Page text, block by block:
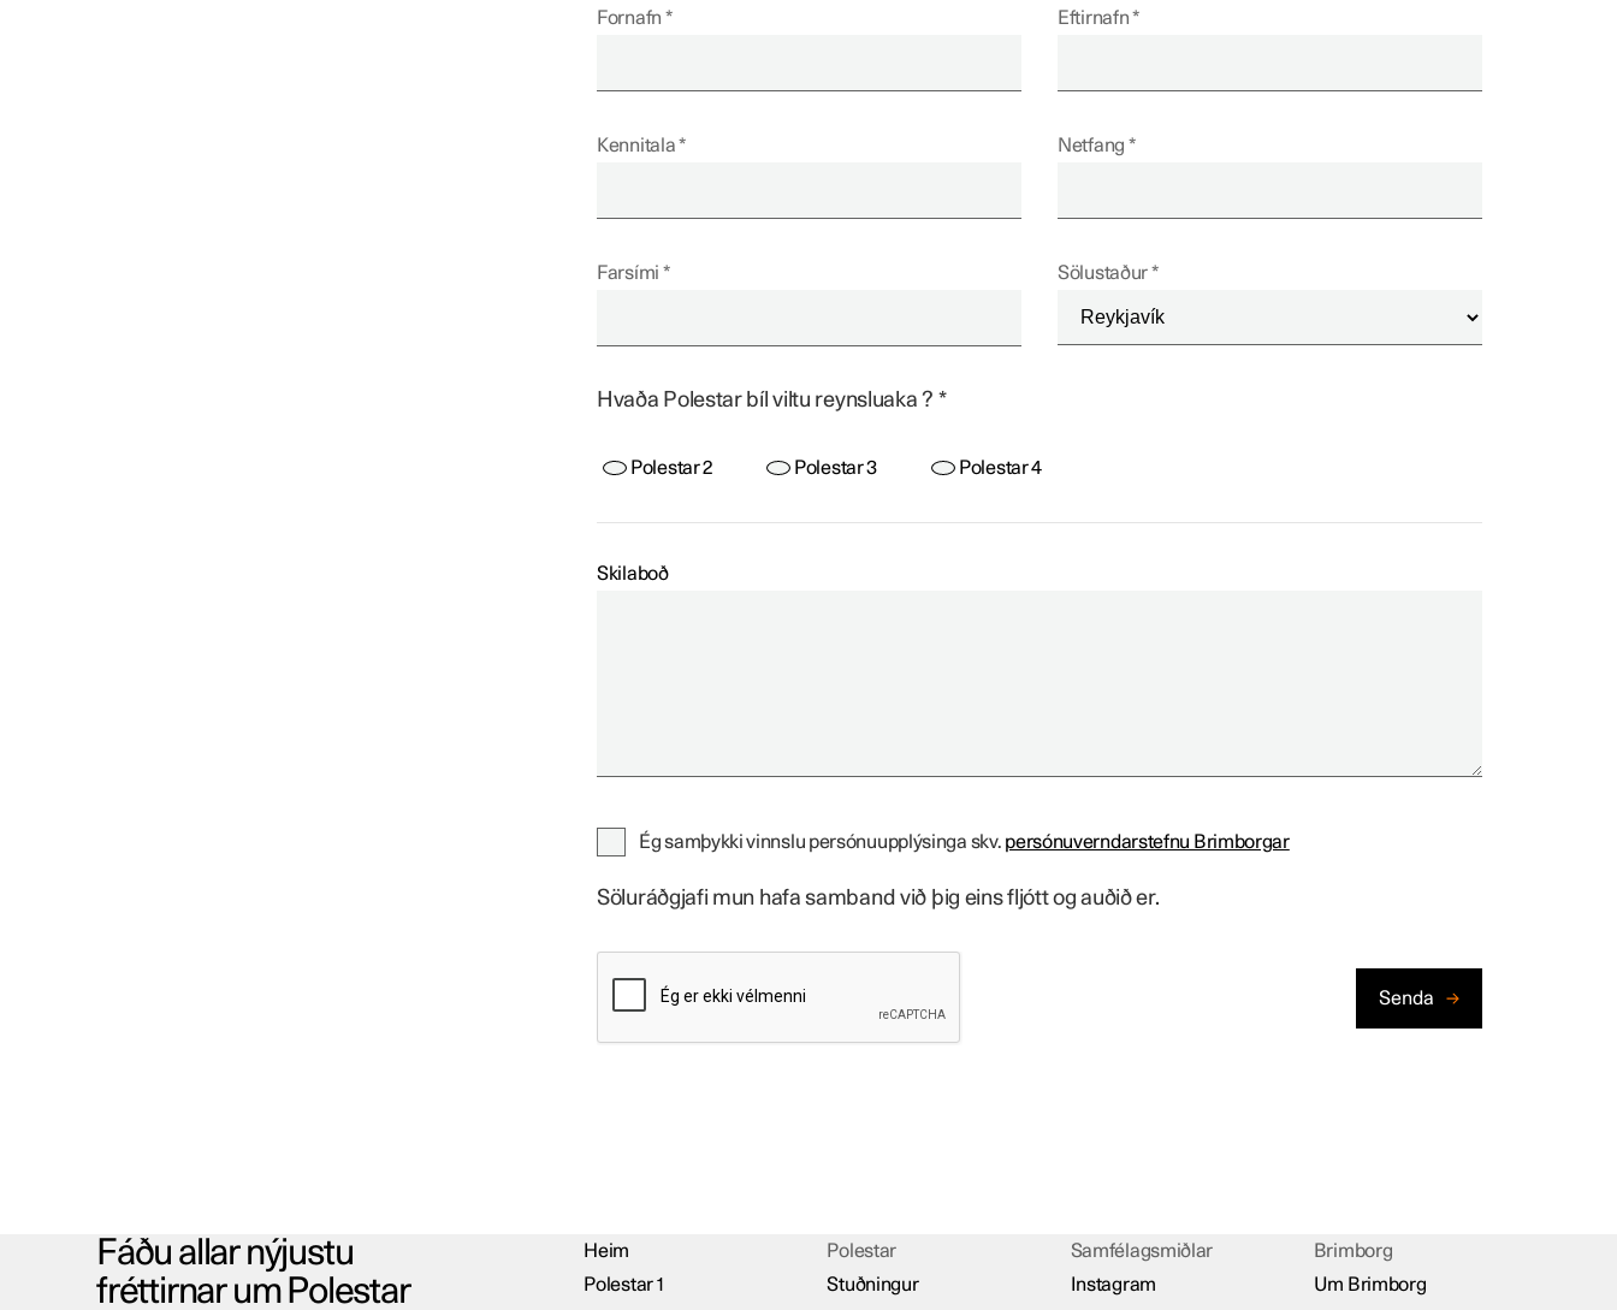
Fornafn Eftirnafn
Kennitala Netfang
Farsími Sölustaður
Hvaða Polestar bíl viltu reynsluaka ?
Polestar 2 Polestar 3 Polestar 4
Skilaboð
Ég samþykki vinnslu persónuupplýsinga skv. persónuverndarstefnu Brimborgar
Söluráðgjafi mun hafa samband við þig eins fljótt og auðið er.
Fáðu allar nýjustu
fréttirnar um Polestar
Heim
Polestar 1
Polestar
Stuðningur
Samfélagsmiðlar
Instagram
Brimborg
Um Brimborg